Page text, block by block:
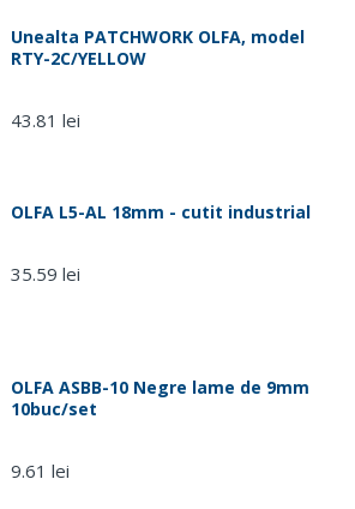
Unealta PATCHWORK OLFA, model
RTY-2C/YELLOW
43.81 lei
OLFA L5-AL 18mm - cutit industrial
35.59 lei
OLFA ASBB-10 Negre lame de 9mm
10buc/set
9.61 lei